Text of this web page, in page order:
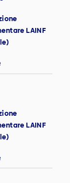
LAINF
LAINF